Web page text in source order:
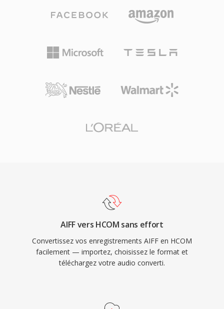
AIFF vers HCOM sans effort
Convertissez vos enregistrements AIFF en HCOM
facilement — importez, choisissez le format et
téléchargez votre audio converti.